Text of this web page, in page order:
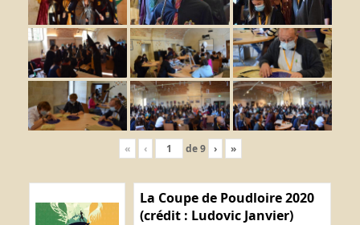
« ‹ de9 › »
La Coupe de Poudloire 2020
(crédit : Ludovic Janvier)